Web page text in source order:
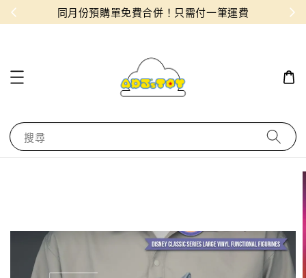
！ 同月份預購單免費合併！只需付一筆運費
搜尋